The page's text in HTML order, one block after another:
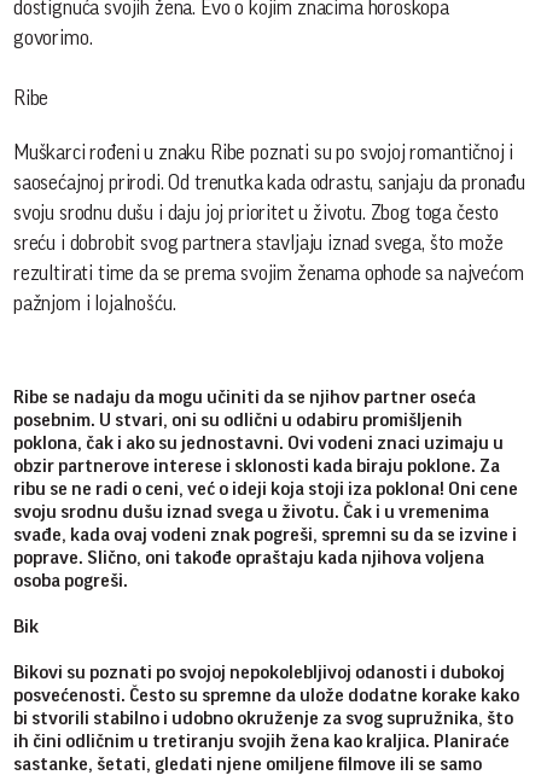
dostignuća svojih žena. Evo o kojim znacima horoskopa
govorimo.
Ribe
Muškarci rođeni u znaku Ribe poznati su po svojoj romantičnoj i
saosećajnoj prirodi. Od trenutka kada odrastu, sanjaju da pronađu
svoju srodnu dušu i daju joj prioritet u životu. Zbog toga često
sreću i dobrobit svog partnera stavljaju iznad svega, što može
rezultirati time da se prema svojim ženama ophode sa najvećom
pažnjom i lojalnošću.
Ribe se nadaju da mogu učiniti da se njihov partner oseća
posebnim. U stvari, oni su odlični u odabiru promišljenih
poklona, čak i ako su jednostavni. Ovi vodeni znaci uzimaju u
obzir partnerove interese i sklonosti kada biraju poklone. Za
ribu se ne radi o ceni, već o ideji koja stoji iza poklona! Oni cene
svoju srodnu dušu iznad svega u životu. Čak i u vremenima
svađe, kada ovaj vodeni znak pogreši, spremni su da se izvine i
poprave. Slično, oni takođe opraštaju kada njihova voljena
osoba pogreši.
Bik
Bikovi su poznati po svojoj nepokolebljivoj odanosti i dubokoj
posvećenosti. Često su spremne da ulože dodatne korake kako
bi stvorili stabilno i udobno okruženje za svog supružnika, što
ih čini odličnim u tretiranju svojih žena kao kraljica. Planiraće
sastanke, šetati, gledati njene omiljene filmove ili se samo